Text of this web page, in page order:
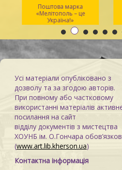
Поштова марка
«Мелітополь – це
Україна!»
Усі матеріали опубліковано з
дозволу та за згодою авторів.
При повному або частковому
використанні матеріалів
посилання на сайт
відділу документів з мистецтва
ХОУНБ ім. О.Гончара
(www.art.lib.kherson.ua)
Контактна інформація